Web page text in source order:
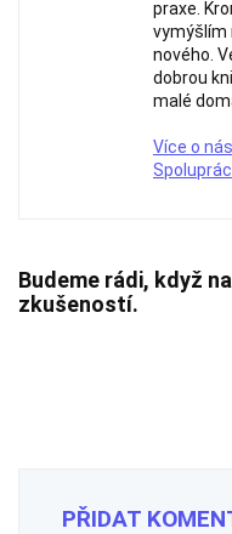
praxe.
vymýšlím
nového.
dobrou
malé
Více o
Budeme rádi, když
zkušeností.
PŘIDAT